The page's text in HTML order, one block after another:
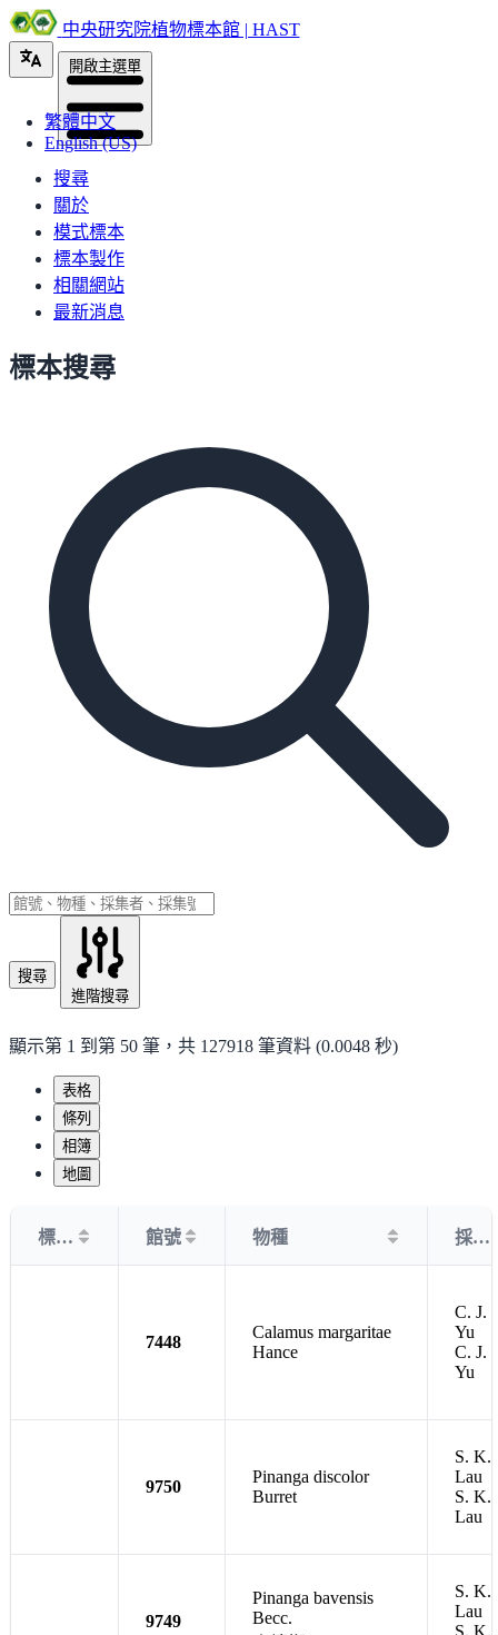
中央研究院植物標本館 | HAST
繁體中文
English (US)
開啟主選單
搜尋
關於
模式標本
標本製作
相關網站
最新消息
標本搜尋
搜尋
進階搜尋
顯示第 1 到第 50 筆，共 127918 筆資料 (0.0048 秒)
表格
條列
相簿
地圖
標本照 館號 物種 採集者
7448
Calamus margaritae
Hance
C. J.
Yu
C. J.
Yu
9750
Pinanga discolor
Burret
S. K.
Lau
S. K.
Lau
9749
Pinanga bavensis
Becc.
S. K.
Lau
S. K.